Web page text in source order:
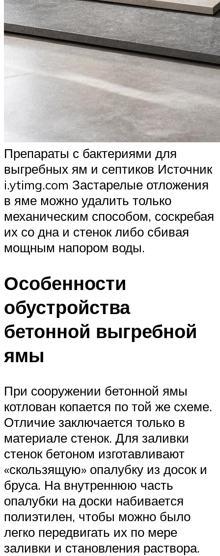
Препараты с бактериями для
выгребных ям и септиков Источник
i.ytimg.com Застарелые отложения
в яме можно удалить только
механическим способом, соскребая
их со дна и стенок либо сбивая
мощным напором воды.
Особенности
обустройства
бетонной выгребной
ямы
При сооружении бетонной ямы
котлован копается по той же схеме.
Отличие заключается только в
материале стенок. Для заливки
стенок бетоном изготавливают
«скользящую» опалубку из досок и
бруса. На внутреннюю часть
опалубки на доски набивается
полиэтилен, чтобы можно было
легко передвигать их по мере
заливки и становления раствора.